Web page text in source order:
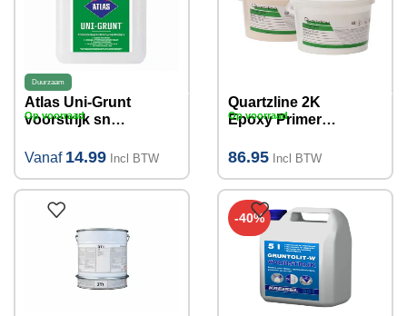
Duurzaam
Atlas Uni-Grunt
voorstrijk snel
Vanaf14.99 Incl BTW
Op voorraad
Quartzline 2K
Epoxy Primer
86.95 Incl BTW
Op voorraad
-40%